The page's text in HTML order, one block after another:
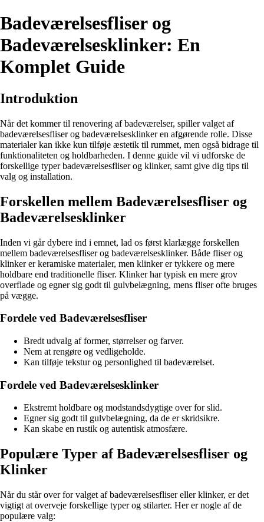
Badeværelsesfliser og
Badeværelsesklinker: En
Komplet Guide
Introduktion
Når det kommer til renovering af badeværelser, spiller valget af
badeværelsesfliser og badeværelsesklinker en afgørende rolle. Disse
materialer kan ikke kun tilføje æstetik til rummet, men også bidrage til
funktionaliteten og holdbarheden. I denne guide vil vi udforske de
forskellige typer badeværelsesfliser og klinker, samt give dig tips til
valg og installation.
Forskellen mellem Badeværelsesfliser og
Badeværelsesklinker
Inden vi går dybere ind i emnet, lad os først klarlægge forskellen
mellem badeværelsesfliser og badeværelsesklinker. Både fliser og
klinker er keramiske materialer, men klinker er tykkere og mere
holdbare end traditionelle fliser. Klinker har typisk en mere grov
overflade og egner sig godt til gulvbelægning, mens fliser ofte bruges
på vægge.
Fordele ved Badeværelsesfliser
Bredt udvalg af former, størrelser og farver.
Nem at rengøre og vedligeholde.
Kan tilføje tekstur og personlighed til badeværelset.
Fordele ved Badeværelsesklinker
Ekstremt holdbare og modstandsdygtige over for slid.
Egner sig godt til gulvbelægning, da de er skridsikre.
Kan skabe en rustik og autentisk atmosfære.
Populære Typer af Badeværelsesfliser og
Klinker
Når du står over for valget af badeværelsesfliser eller klinker, er det
vigtigt at overveje forskellige typer og stilarter. Her er nogle af de
populære valg: